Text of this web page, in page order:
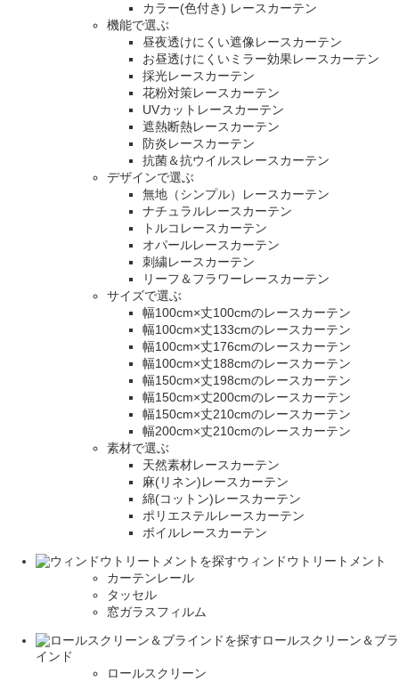
カラー(色付き) レースカーテン
機能で選ぶ
昼夜透けにくい遮像レースカーテン
お昼透けにくいミラー効果レースカーテン
採光レースカーテン
花粉対策レースカーテン
UVカットレースカーテン
遮熱断熱レースカーテン
防炎レースカーテン
抗菌＆抗ウイルスレースカーテン
デザインで選ぶ
無地（シンプル）レースカーテン
ナチュラルレースカーテン
トルコレースカーテン
オパールレースカーテン
刺繍レースカーテン
リーフ＆フラワーレースカーテン
サイズで選ぶ
幅100cm×丈100cmのレースカーテン
幅100cm×丈133cmのレースカーテン
幅100cm×丈176cmのレースカーテン
幅100cm×丈188cmのレースカーテン
幅150cm×丈198cmのレースカーテン
幅150cm×丈200cmのレースカーテン
幅150cm×丈210cmのレースカーテン
幅200cm×丈210cmのレースカーテン
素材で選ぶ
天然素材レースカーテン
麻(リネン)レースカーテン
綿(コットン)レースカーテン
ポリエステルレースカーテン
ボイルレースカーテン
ウィンドウトリートメント
カーテンレール
タッセル
窓ガラスフィルム
ロールスクリーン＆ブラ
インド
ロールスクリーン